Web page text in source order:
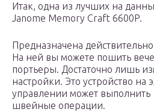
Итак, одна из лучших на
Janome Memory Craft 6600P.
Предназначена
На ней вы можете пошить
портьеры. Достаточно лишь
настройки. Это устройство на
управлении может выполнить
швейные операции.